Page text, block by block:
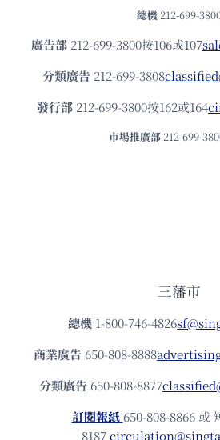
總機 212-699-
廣告部212-699-3800按106或107
分類廣告 212-699-3808
發⾏部 212-699-3800按162或164
市場推廣部 212-699-
三藩市
總機 1-800-746-4826
商業廣告 650-808-8888
分類廣告 650-808-8877
訂閱報紙 650-808-8866 或
8187